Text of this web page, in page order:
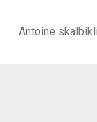
Antoine